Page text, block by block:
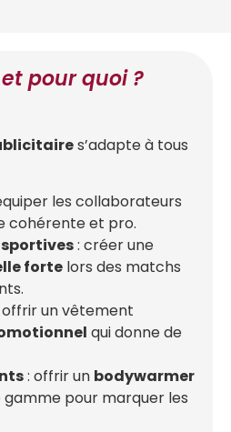
et pour quoi ?
s’adapte à tous
les collaborateurs
cohérente et pro.
: créer une
forte lors des matchs
offrir un vêtement
qui donne de
: offrir un bodywarmer
gamme pour marquer les